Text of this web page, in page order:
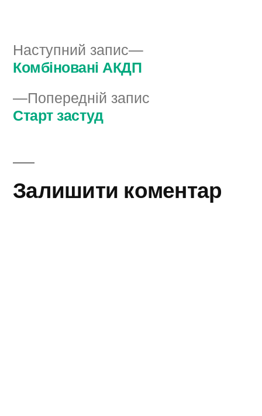
Навігація
записів
Попередній запис
Старт застуд
Наступний запис
Наступний
Комбіновані АКДП
Залишити коментар